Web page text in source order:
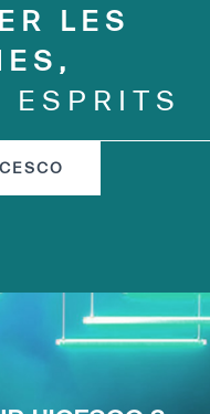
LES
ESPRITS